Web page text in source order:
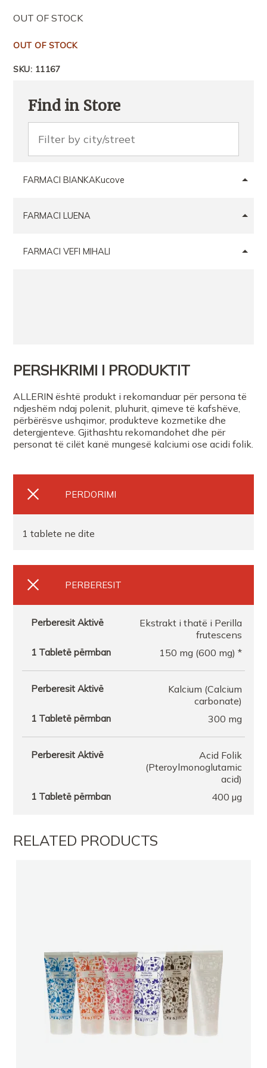
OUT OF STOCK
OUT OF STOCK
SKU: 11167
Find in Store
FARMACI BIANKAKucove
FARMACI LUENA
FARMACI VEFI MIHALI
PERSHKRIMI I PRODUKTIT
ALLERIN është produkt i rekomanduar për persona të
ndjeshëm ndaj polenit, pluhurit, qimeve të kafshëve,
përbërësve ushqimor, produkteve kozmetike dhe
detergjenteve. Gjithashtu rekomandohet dhe për
personat të cilët kanë mungesë kalciumi ose acidi folik.
PERDORIMI
1 tablete ne dite
PERBERESIT
Ekstrakt i thatë i Perilla
frutescens
150 mg (600 mg) *
Kalcium (Calcium
carbonate)
300 mg
Acid Folik
(Pteroylmonoglutamic
acid)
400 µg
RELATED PRODUCTS